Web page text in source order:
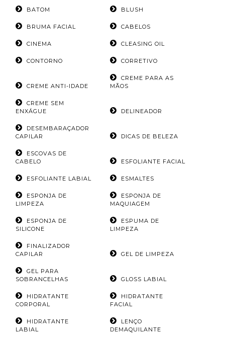
BATOM BLUSH
BRUMA FACIAL CABELOS
CINEMA CLEASING OIL
CONTORNO CORRETIVO
CREME ANTI-IDADE
CREME PARA AS
MÃOS
CREME SEM
ENXÁGUE
DELINEADOR
DESEMBARAÇADOR
CAPILAR
DICAS DE BELEZA
ESCOVAS DE
CABELO
ESFOLIANTE FACIAL
ESFOLIANTE LABIAL ESMALTES
ESPONJA DE
LIMPEZA
ESPONJA DE
MAQUIAGEM
ESPONJA DE
SILICONE
ESPUMA DE
LIMPEZA
FINALIZADOR
CAPILAR
GEL DE LIMPEZA
GEL PARA
SOBRANCELHAS
GLOSS LABIAL
HIDRATANTE
CORPORAL
HIDRATANTE
FACIAL
HIDRATANTE
LABIAL
LENÇO
DEMAQUILANTE